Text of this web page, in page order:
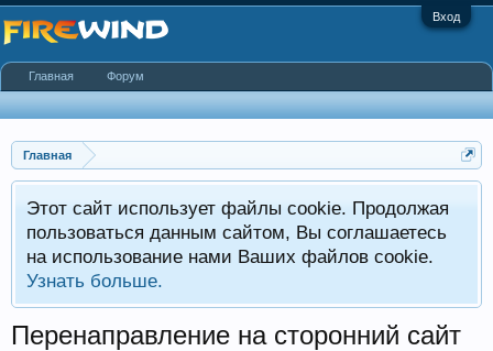
Вход
Главная
Этот сайт использует файлы cookie. Продолжая
пользоваться данным сайтом, Вы соглашаетесь
на использование нами Ваших файлов cookie.
Узнать больше.
Перенаправление на сторонний сайт
Главная Форум